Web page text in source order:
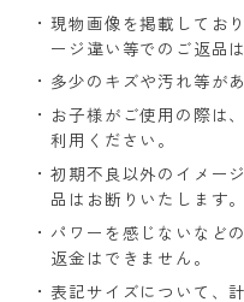
現物画像を掲載してお
ージ違い等でのご返品
多少のキズや汚れ等が
お子様がご使用の際は
利用ください。
初期不良以外のイメー
品はお断りいたします。
パワーを感じないなど
返金はできません。
表記サイズについて、